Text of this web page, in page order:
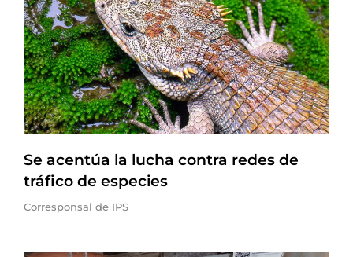
Se acentúa la lucha contra redes de
tráfico de especies
Corresponsal de IPS